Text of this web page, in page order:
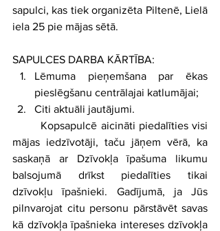
sapulci, kas tiek organizēta Piltenē, Lielā
iela 25 pie mājas sētā.
SAPULCES DARBA KĀRTĪBA:
Lēmuma pieņemšana par ēkas
pieslēgšanu centrālajai katlumājai;
Citi aktuāli jautājumi.
mājas iedzīvotāji, taču jāņem vērā, ka
saskaņā ar Dzīvokļa īpašuma likumu
balsojumā drīkst piedalīties tikai
dzīvokļu īpašnieki. Gadījumā, ja Jūs
pilnvarojat citu personu pārstāvēt savas
kā dzīvokļa īpašnieka intereses dzīvokļa